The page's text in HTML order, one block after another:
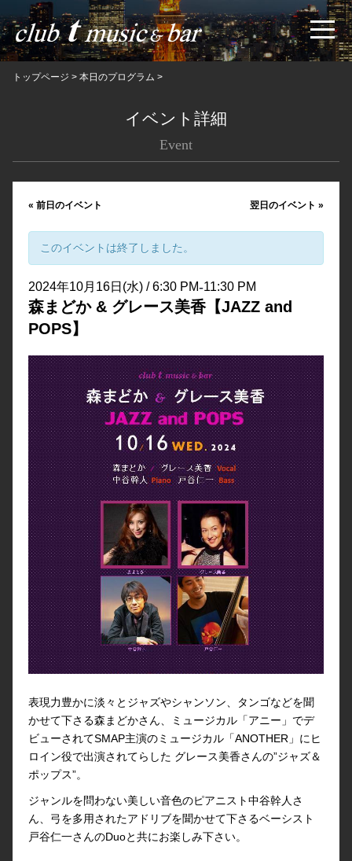
トップページ > 本日のプログラム >
イベント詳細
Event
« 前日のイベント 翌日のイベント»
このイベントは終了しました。
2024年10月16日(水) / 6:30 PM-11:30 PM
森まどか & グレース美香【JAZZ and
POPS】
表現力豊かに淡々とジャズやシャンソン、タンゴなどを聞
かせて下さる森まどかさん、ミュージカル「アニー」でデ
ビューされてSMAP主演のミュージカル「ANOTHER」にヒ
ロイン役で出演されてらした グレース美香さんの”ジャズ＆
ポップス”。
ジャンルを問わない美しい音色のピアニスト中谷幹人さ
ん、弓を多用されたアドリブを聞かせて下さるベーシスト
戸谷仁一さんのDuoと共にお楽しみ下さい。